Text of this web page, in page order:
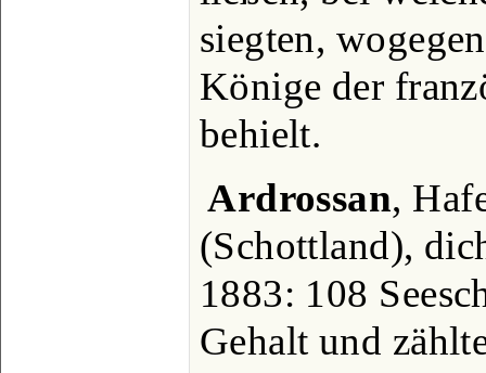
siegten,
Könige der
behielt.
Ardrossan,
(Schottland),
1883: 108
Gehalt und